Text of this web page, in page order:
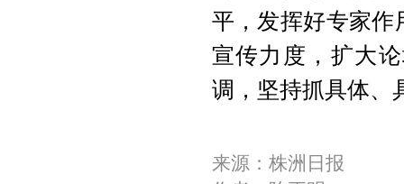
平，发挥好专家作
宣传力度，扩大
调，坚持抓具体、
来源：株洲日报